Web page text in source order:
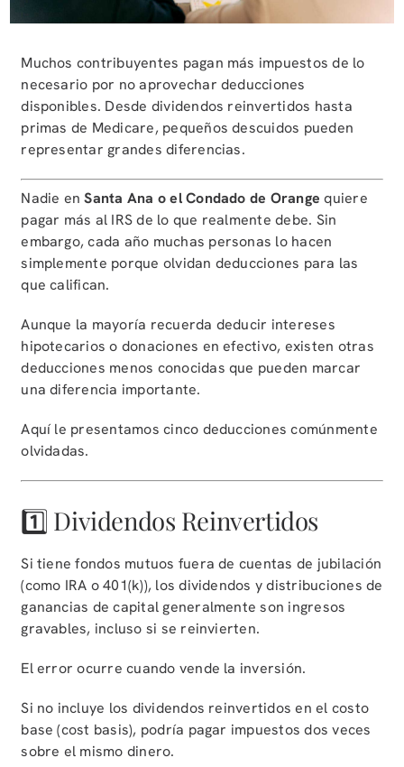
Muchos contribuyentes pagan más impuestos de lo
necesario por no aprovechar deducciones
disponibles. Desde dividendos reinvertidos hasta
primas de Medicare, pequeños descuidos pueden
representar grandes diferencias.
Nadie enSanta Ana o el Condado de Orange quiere
pagar más al IRS de lo que realmente debe. Sin
embargo, cada año muchas personas lo hacen
simplemente porque olvidan deducciones para las
que califican.
Aunque la mayoría recuerda deducir intereses
hipotecarios o donaciones en efectivo, existen otras
deducciones menos conocidas que pueden marcar
una diferencia importante.
Aquí le presentamos cinco deducciones comúnmente
olvidadas.
1️⃣ Dividendos Reinvertidos
Si tiene fondos mutuos fuera de cuentas de jubilación
(como IRA o 401(k)), los dividendos y distribuciones de
ganancias de capital generalmente son ingresos
gravables, incluso si se reinvierten.
El error ocurre cuando vende la inversión.
Si no incluye los dividendos reinvertidos en el costo
base (cost basis), podría pagar impuestos dos veces
sobre el mismo dinero.